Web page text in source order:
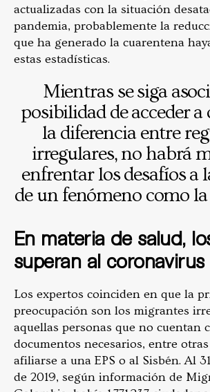
actualizadas con la situación
pandemia, probablemente la
que ha generado la cuarentena
estas estadísticas.
Mientras se siga
posibilidad de acceder a
la diferencia entre
irregulares, no habrá
enfrentar los desafíos a
de un fenómeno como
En materia de salud,
superan al coronavirus
Los expertos coinciden en que la
preocupación son los migrantes
aquellas personas que no cuentan
documentos necesarios, entre
afiliarse a una EPS o al Sisbén. Al
de 2019, según información de